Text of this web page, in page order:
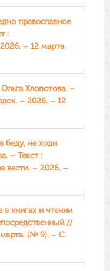
православное
:
– 12 марта
Хлопотова. –
– 2026. – 12
беду, не ходи
– Текст :
вести. – 2026. –
книгах и чтении
//
марта. (№ 9). – С.